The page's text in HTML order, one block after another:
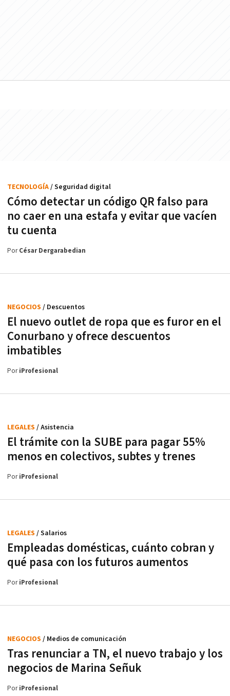
Cómo detectar un código QR falso para
no caer en una estafa y evitar que vacíen
tu cuenta
TECNOLOGÍA/ Seguridad digital
PorCésar Dergarabedian
El nuevo outlet de ropa que es furor en el
Conurbano y ofrece descuentos
imbatibles
NEGOCIOS / Descuentos
PoriProfesional
El trámite con la SUBE para pagar 55%
menos en colectivos, subtes y trenes
LEGALES / Asistencia
PoriProfesional
Empleadas domésticas, cuánto cobran y
qué pasa con los futuros aumentos
LEGALES / Salarios
PoriProfesional
Tras renunciar a TN, el nuevo trabajo y los
negocios de Marina Señuk
NEGOCIOS / Medios de comunicación
PoriProfesional